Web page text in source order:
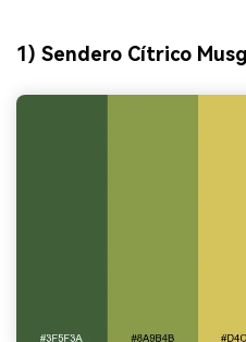
1) Sendero Cítrico